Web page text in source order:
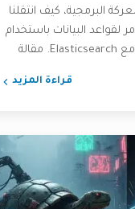
البرمجية، كيف انتقلنا
البيانات باستخدام
LIKE إلى حل سريع وذكي مع Elasticsearch. مقالة
قراءة المزيد